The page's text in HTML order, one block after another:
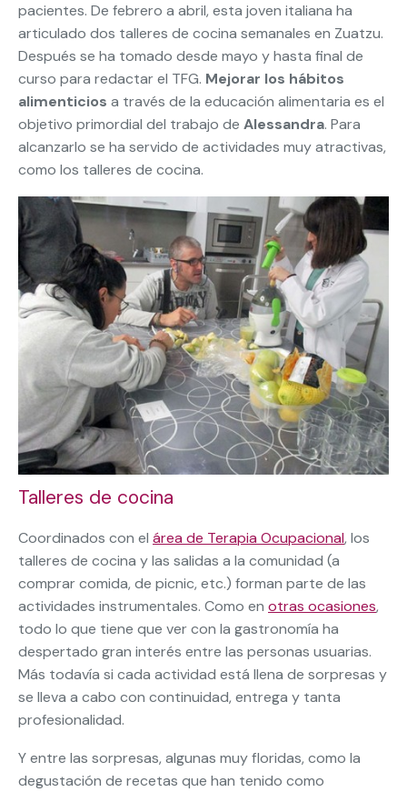
pacientes. De febrero a abril, esta joven italiana ha
articulado dos talleres de cocina semanales en Zuatzu.
Después se ha tomado desde mayo y hasta final de
curso para redactar el TFG. Mejorar los hábitos
alimenticios a través de la educación alimentaria es el
objetivo primordial del trabajo de Alessandra. Para
alcanzarlo se ha servido de actividades muy atractivas,
como los talleres de cocina.
Talleres de cocina
Coordinados con el área de Terapia Ocupacional, los
talleres de cocina y las salidas a la comunidad (a
comprar comida, de picnic, etc.) forman parte de las
actividades instrumentales. Como en otras ocasiones,
todo lo que tiene que ver con la gastronomía ha
despertado gran interés entre las personas usuarias.
Más todavía si cada actividad está llena de sorpresas y
se lleva a cabo con continuidad, entrega y tanta
profesionalidad.
Y entre las sorpresas, algunas muy floridas, como la
degustación de recetas que han tenido como